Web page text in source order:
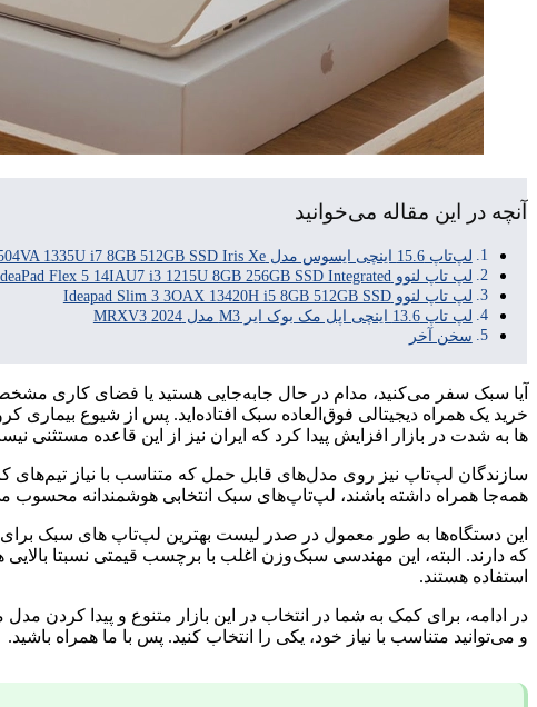
آنچه در این مقاله می‌خوانید
لپ‌تاپ 15.6 اینچی ایسوس مدل VivoBook 15 X1504VA 1335U i7 8GB 512GB SSD Iris Xe
لپ تاپ لنوو IdeaPad Flex 5 14IAU7 i3 1215U 8GB 256GB SSD Integrated
لپ تاپ لنوو Ideapad Slim 3 3OAX 13420H i5 8GB 512GB SSD
لپ تاپ 13.6 اینچی اپل مک بوک ایر M3 مدل 2024 MRXV3
سخن آخر
آیا سبک سفر می‌کنید، مدام در حال جابه‌جایی هستید یا فضای کاری
خرید یک همراه دیجیتالی فوق‌العاده سبک افتاده‌اید. پس از شیوع بیماری
ها به شدت در بازار افزایش پیدا کرد که ایران نیز از این قاعده مستثنی
سازندگان لپ‌تاپ نیز روی مدل‌های قابل حمل که متناسب با نیاز تیم‌های
همه‌جا همراه داشته باشند، لپ‌تاپ‌های سبک انتخابی هوشمندانه محسوب
این دستگاه‌ها به طور معمول در صدر لیست بهترین لپ‌تاپ های سبک
که دارند. البته، این مهندسی سبک‌وزن اغلب با برچسب قیمتی نسبتا
استفاده هستند.
در ادامه، برای کمک به شما در انتخاب در این بازار متنوع و پیدا کردن
و می‌توانید متناسب با نیاز خود، یکی را انتخاب کنید. پس با ما همراه باشید.